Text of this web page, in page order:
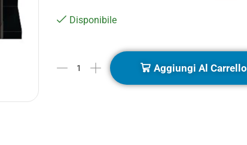
Disponibile
Aggiungi Al Carrello